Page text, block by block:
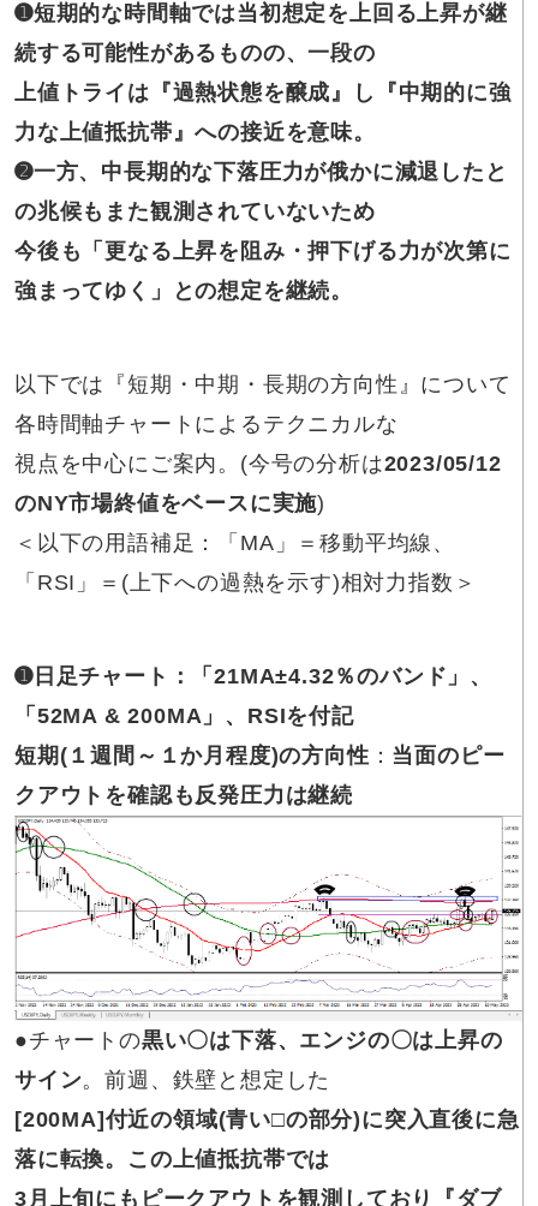
➊短期的な時間軸では当初想定を上回る上昇が継
続する可能性があるものの、一段の
上値トライは『過熱状態を醸成』し『中期的に強
力な上値抵抗帯』への接近を意味。
➋一方、中長期的な下落圧力が俄かに減退したと
の兆候もまた観測されていないため
今後も「更なる上昇を阻み・押下げる力が次第に
強まってゆく」との想定を継続。
以下では『短期・中期・長期の方向性』について
各時間軸チャートによるテクニカルな
視点を中心にご案内。(今号の分析は2023/05/12
のNY市場終値をベースに実施)
＜以下の用語補足：「MA」＝移動平均線、
「RSI」＝(上下への過熱を示す)相対力指数＞
➊日足チャート：「21MA±4.32％のバンド」、
「52MA & 200MA」、RSIを付記
短期(１週間～１か月程度)の方向性 ： 当面のピー
クアウトを確認も反発圧力は継続
●チャートの黒い〇は下落、エンジの〇は上昇の
サイン。前週、鉄壁と想定した
[200MA]付近の領域(青い□の部分)に突入直後に急
落に転換。この上値抵抗帯では
3月上旬にもピークアウトを観測しており『ダブ